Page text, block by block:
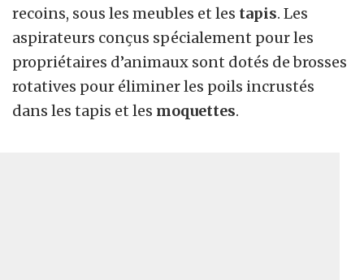
recoins, sous les meubles et les tapis. Les
aspirateurs conçus spécialement pour les
propriétaires d’animaux sont dotés de brosses
rotatives pour éliminer les poils incrustés
dans les tapis et les moquettes.